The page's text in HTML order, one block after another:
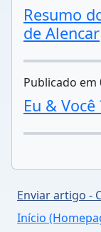
Resumo
de Alencar
Publicado em
Eu & Você
Enviar artigo -
Início